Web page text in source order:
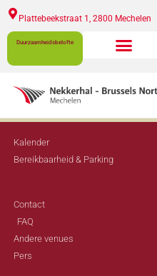
Plattebeekstraat 1, 2800 Mechelen​
Duurzaamheidsbelofte
Kalender
Bereikbaarheid & Parking
Contact
FAQ
Andere venues
Pers